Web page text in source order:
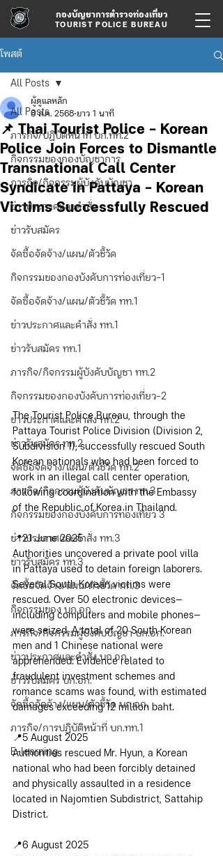
กองบัญชาการตำรวจท่องเที่ยว
TOURIST POLICE BUREAU
โพสต์
All Posts
ภารกิจ/ปฏิบัติหน้าที่ บก.ทท.2
กิจกรรมของกองบัญชาการ
ภารกิจ/กิจกรรมผู้บังคับบัญชา
ข่าวประกาศและคำสั่ง
ข่าวรับสมัคร
จัดซื้อจัดจ้าง/แผน/ตัวชี้วัด
กิจกรรมของกองบังคับการท่องเที่ยว-1
จัดซื้อจัดจ้าง/แผน/ตัวชี้วัด ทท.1
ข่าวประกาศและคำสั่ง ทท.1
ข่าวรับสมัคร ทท.1
ภารกิจ/กิจกรรมผู้บังคับบัญชา ทท.2
กิจกรรมของกองบังคับการท่องเที่ยว-2
ข่าวประกาศและคำสั่ง ทท.2
ข่าวรับสมัคร ทท.2
จัดซื้อจัดจ้าง/แผน/ตัวชี้วัด ทท.2
ภารกิจ/กิจกรรมผู้บังคับบัญชา ทท.3
กิจกรรมของกองบังคับการท่องเที่ยว 3
ข่าวประกาศและคำสั่ง ทท.3
ข่าวรับสมัคร ทท.3
จัดซื้อจัดจ้าง/แผน/ตัวชี้วัด ทท.3
กิจกรรมของ บก.อก.
ภารกิจ/กิจกรรมผู้บังคับบัญชา บก.อก.
ข่าวประกาศและคำสั่ง บก.อก.
ข่าวรับสมัคร บก.อก.
จัดซื้อจัดจ้าง/แผน/ตัวชี้วัด บก.อก.
ภารกิจ/การปฏิบัติหน้าที่ บก.ทท.1
E-learning
All Posts
📌 Thai Tourist Police - Korean
Police Join Forces to Dismantle
Transnational Call Center
Syndicate in Pattaya – Korean
Victims Successfully Rescued
ผู้ดูแลหลัก
8 ส.ค. 2568 ยาว 1 นาที
The Tourist Police Bureau, through the
Pattaya Tourist Police Division (Division 2,
Subdivision 1), successfully rescued South
Korean nationals who had been forced to
work in an illegal call center operation,
following coordination with the Embassy
of the Republic of Korea in Thailand.
📍21 June 2025
Authorities uncovered a private pool villa
in Pattaya used to detain foreign laborers.
Several South Korean victims were
rescued. Over 50 electronic devices—
including computers and mobile phones—
were seized. A total of 20 South Korean
men and 1 Chinese national were
apprehended. Evidence related to
fraudulent investment schemes and
romance scams was found, with estimated
damages exceeding 12 million baht.
📍5 August 2025
Authorities rescued Mr. Hyun, a Korean
national who had been forcibly detained
and physically assaulted in a residence
located in Najomtien Subdistrict, Sattahip
District.
📍6 August 2025